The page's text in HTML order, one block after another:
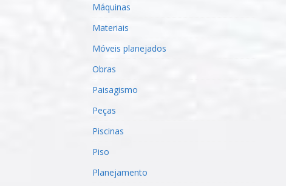
Máquinas
Materiais
Móveis planejados
Obras
Paisagismo
Peças
Piscinas
Piso
Planejamento